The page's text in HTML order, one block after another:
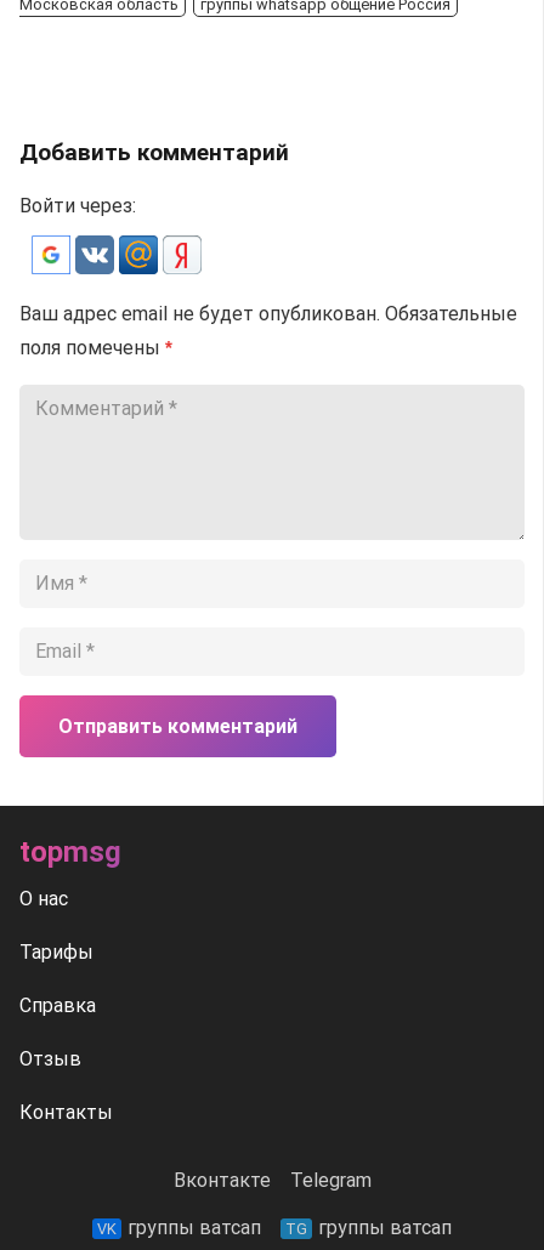
Московская область
группы whatsapp общение Россия
Добавить комментарий
Войти через:
Ваш адрес email не будет опубликован. Обязательные
поля помечены *
Отправить комментарий
topmsg
О нас
Тарифы
Справка
Отзыв
Контакты
Вконтакте Telegram
VK группы ватсап TG группы ватсап